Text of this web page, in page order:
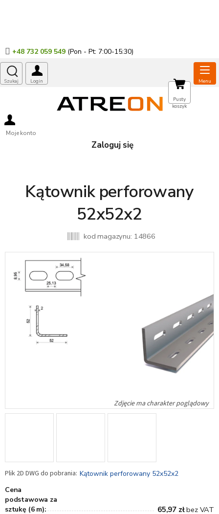
+48 732 059 549
Moje konto
Zaloguj się
KOSZYK
Pusty
koszyk
Kątownik perforowany
52x52x2
kod magazynu: 14866
Kątownik perforowany 52x52x2
Cena
podstawowa za
sztukę (6 m):
65,97 złbez VAT